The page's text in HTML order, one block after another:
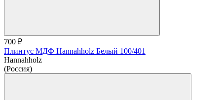
700 ₽
Плинтус МДФ Hannahholz Белый 100/401
Hannahholz
(Россия)